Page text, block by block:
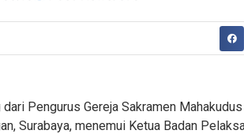
Pengurus Gereja Sakramen
Surabaya, menemui Ketua Badan